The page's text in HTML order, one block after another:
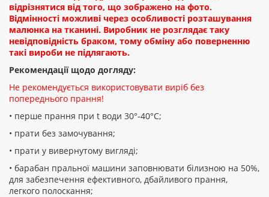
відрізнятися від того, що зображено на фото.
Відмінності можливі через особливості розташування
малюнка на тканині. Виробник не розглядає таку
невідповідність браком, тому обміну або поверненню
такі вироби не підлягають.
Рекомендації щодо догляду:
Не рекомендується використовувати виріб без
попереднього прання!
• перше прання при t води 30°-40°C;
• прати без замочування;
• прати у вивернутому вигляді;
• барабан пральної машини заповнювати білизною на 50%,
для забезпечення ефективного, дбайливого прання,
легкого полоскання;